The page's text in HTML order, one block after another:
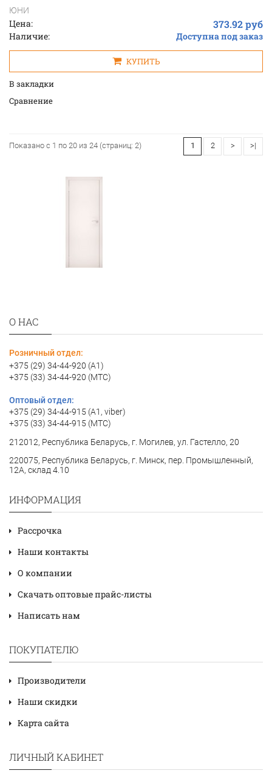
ЮНИ
Цена: 373.92 руб
Наличие: Доступна под заказ
КУПИТЬ
В закладки
Cравнение
1 2 > >|
Показано с 1 по 20 из 24 (страниц: 2)
О НАС
Розничный отдел:
+375 (29) 34-44-920 (A1)
+375 (33) 34-44-920 (МТС)
Оптовый отдел:
+375 (29) 34-44-915 (A1, viber)
+375 (33) 34-44-915 (МТС)
212012, Республика Беларусь, г. Могилев, ул. Гастелло, 20
220075, Республика Беларусь, г. Минск, пер. Промышленный,
12А, склад 4.10
ИНФОРМАЦИЯ
Рассрочка
Наши контакты
О компании
Скачать оптовые прайс-листы
Написать нам
ПОКУПАТЕЛЮ
Производители
Наши скидки
Карта сайта
ЛИЧНЫЙ КАБИНЕТ